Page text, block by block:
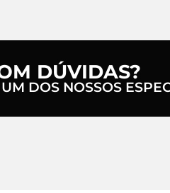
DÚVIDAS?
DOS NOSSOS